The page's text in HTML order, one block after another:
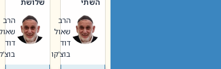
וערב של
חיינו
הרב
שאול
דוד
בוצ'קו
האבות
הרב
שאול
דוד
בוצ'קו